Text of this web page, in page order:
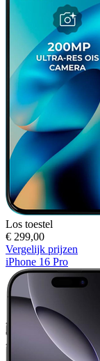
Los toestel
€ 299,00
Vergelijk prijzen
iPhone 16 Pro